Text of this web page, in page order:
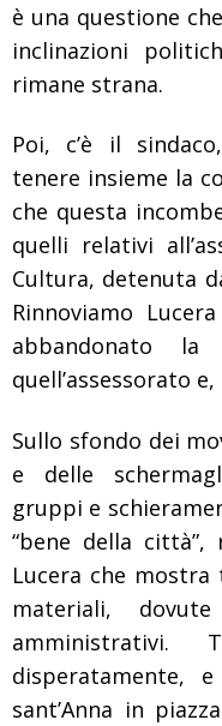
è una questione
inclinazioni
rimane strana.
Poi, c’è il
tenere insieme la
che questa
quelli relativi
Cultura, detenuta
Rinnoviamo
abbandonato
quell’assessorato
Sullo sfondo dei
e delle
gruppi e
“bene della
Lucera che
materiali,
disperatamente,
sant’Anna in